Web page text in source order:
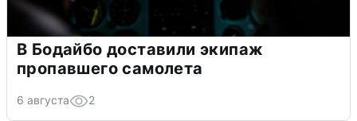
В Бодайбо доставили экипаж
пропавшего самолета
6 августа 2